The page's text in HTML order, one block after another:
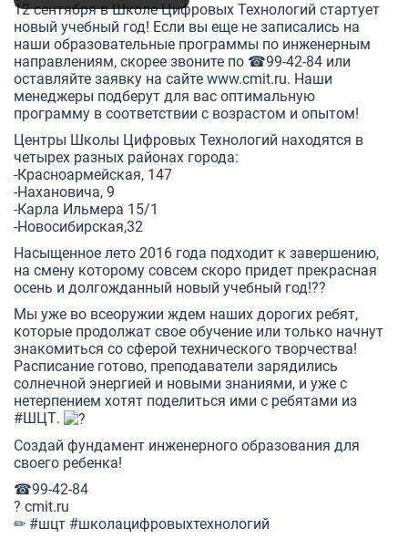
12 сентября в Школе Цифровых Технологий стартует
новый учебный год! Если вы еще не записались на
наши образовательные программы по инженерным
направлениям, скорее звоните по ☎99-42-84 или
оставляйте заявку на сайте www.cmit.ru. Наши
менеджеры подберут для вас оптимальную
программу в соответствии с возрастом и опытом!
Центры Школы Цифровых Технологий находятся в
четырех разных районах города:
-Красноармейская, 147
-Нахановича, 9
-Карла Ильмера 15/1
-Новосибирская,32
Насыщенное лето 2016 года подходит к завершению,
на смену которому совсем скоро придет прекрасная
осень и долгожданный новый учебный год!??
Мы уже во всеоружии ждем наших дорогих ребят,
которые продолжат свое обучение или только начнут
знакомиться со сферой технического творчества!
Расписание готово, преподаватели зарядились
солнечной энергией и новыми знаниями, и уже с
нетерпением хотят поделиться ими с ребятами из
#ШЦТ.
Создай фундамент инженерного образования для
своего ребенка!
☎99-42-84
? cmit.ru
✏ #шцт #школацифровыхтехнологий